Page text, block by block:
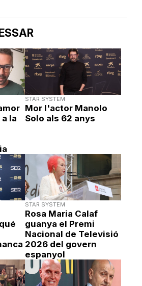
la
STAR SYSTEM
Mor l'actor Manolo
Solo als 62 anys
STAR SYSTEM
Rosa Maria Calaf
guanya el Premi
Nacional de Televisió
2026 del govern
espanyol